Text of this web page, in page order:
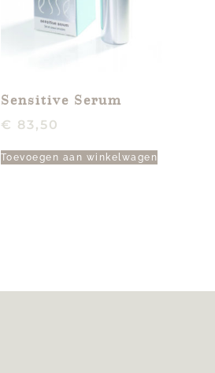
Sensitive Serum
€ 83,50
Toevoegen aan winkelwagen